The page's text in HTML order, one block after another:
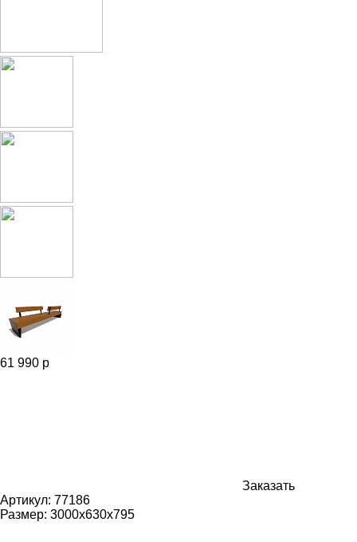
61 990 р
Заказать
Артикул: 77186
Размер: 3000х630х795